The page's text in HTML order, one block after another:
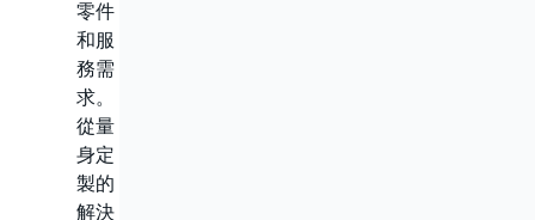
零件
和服
務需
求。
從量
身定
製的
解決